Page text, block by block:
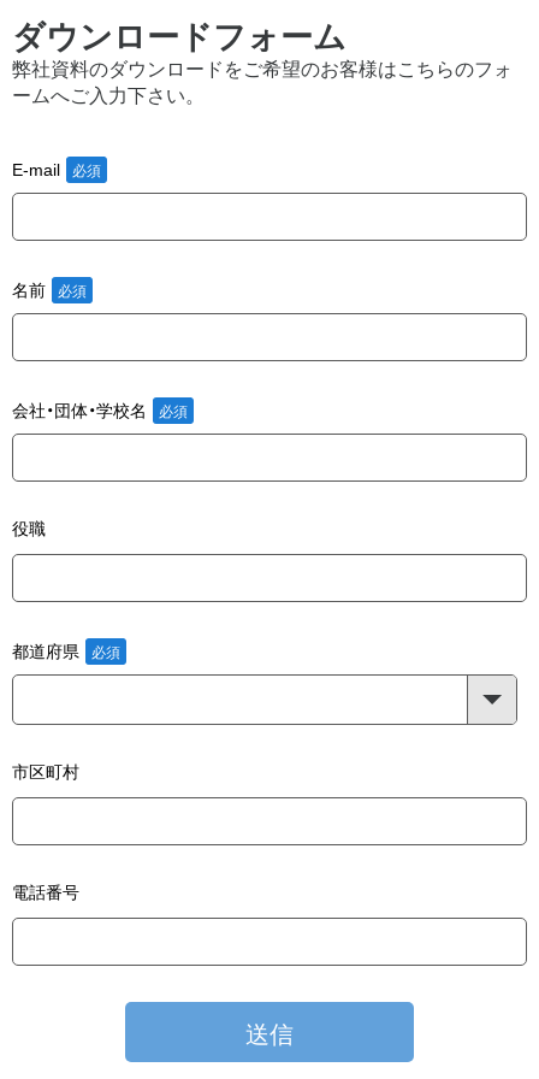
ダウンロードフォーム
弊社資料のダウンロードをご希望のお客様はこちらのフォ
ームへご入力下さい。
E-mail
名前
会社・団体・学校名
役職
都道府県
市区町村
電話番号